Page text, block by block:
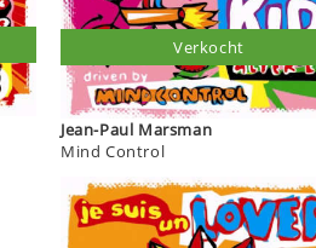
Jean-Paul Marsman
Mind Control
Verkocht